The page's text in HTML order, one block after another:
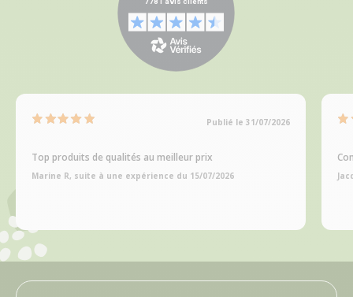
Publié le 31/07/2026
Top produits de qualités au meilleur prix
Marine R, suite à une expérience du 15/07/2026